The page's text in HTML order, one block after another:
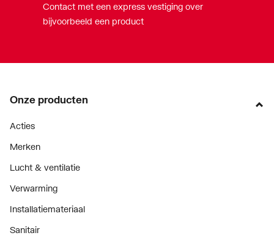
Contact met een express vestiging over
bijvoorbeeld een product
Onze producten
Acties
Merken
Lucht & ventilatie
Verwarming
Installatiemateriaal
Sanitair